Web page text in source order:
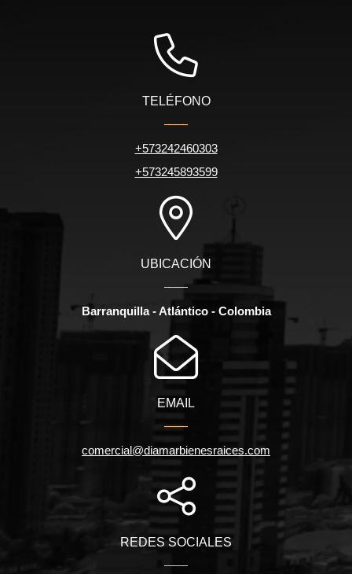
TELÉFONO
+573242460303
+573245893599
UBICACIÓN
Barranquilla - Atlántico - Colombia
EMAIL
comercial@diamarbienesraices.com
REDES SOCIALES